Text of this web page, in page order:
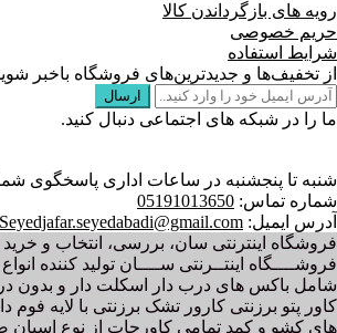
رویه های بازگرداندن کالا
حریم خصوصی
شرایط استفاده
از تخفیف‌ها و جدیدترین‌های فروشگاه باخبر
ما را در شبکه های اجتماعی دنبال کنید.
شنبه تا پنجشنبه در ساعات اداری پاسخگوی
شماره تماس: 05191013650
آدرس ایمیل: Seyedjafar.seyedabadi@gmail.com
فروشگاه اینترنتی سان، بررسی، انتخاب و خرید
فروشــــگاه اینتــرنتی ســــان تولید کننده
شامل باکس های درب دار اسکلت دار و بدون
کاور پتو برزنتی کارور تشک برزنتی با لایه فوم
های کشو و کمد تمامی کاورجات از نوع